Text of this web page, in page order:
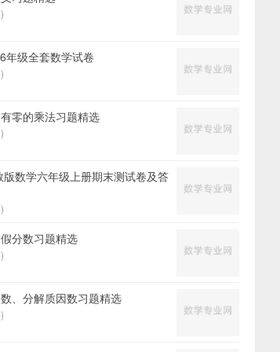
年级全套数学试卷
零的乘法习题精选
数学六年级上册期末测试卷及答
分数习题精选
、分解质因数习题精选